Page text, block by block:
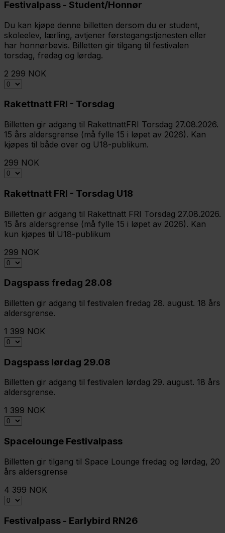
Festivalpass - Student/Honnør
Du kan kjøpe denne billetten dersom du er student,
skoleelev, lærling, avtjener førstegangstjenesten eller
har honnørbevis. Billetten gir tilgang til festivalen
torsdag, fredag og lørdag.
2 299 NOK
Rakettnatt FRI - Torsdag
Billetten gir adgang til RakettnattFRI Torsdag 27.08.2026.
15 års aldersgrense (må fylle 15 i løpet av 2026). Kan
kjøpes til både over og U18-publikum.
299 NOK
Rakettnatt FRI - Torsdag U18
Billetten gir adgang til Rakettnatt FRI Torsdag 27.08.2026.
15 års aldersgrense (må fylle 15 i løpet av 2026). Kan
kun kjøpes til U18-publikum
299 NOK
Dagspass fredag 28.08
Billetten gir adgang til festivalen fredag 28. august. 18 års
aldersgrense.
1 399 NOK
Dagspass lørdag 29.08
Billetten gir adgang til festivalen lørdag 29. august. 18 års
aldersgrense.
1 399 NOK
Spacelounge Festivalpass
Billetten gir tilgang til Space Lounge fredag og lørdag, 20
års aldersgrense
4 399 NOK
Festivalpass - Earlybird RN26